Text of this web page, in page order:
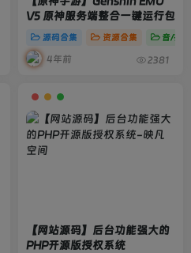
V5 原神服务端整合一键运行包
源码合集 资源合集 音/视/
4年前 2381
【网站源码】后台功能强大的
PHP开源版授权系统